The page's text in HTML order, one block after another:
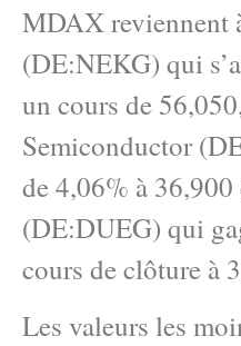
MDAX reviennent
(DE:NEKG) qui
un cours de
Semiconductor
de 4,06% à
(DE:DUEG) qui
cours de clôture à
Les valeurs les